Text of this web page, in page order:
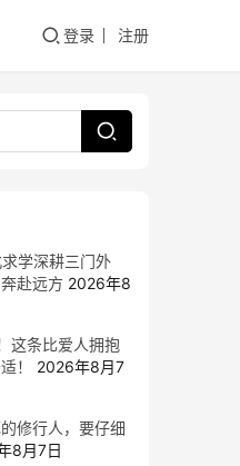
登录 注册
学深耕三门外
赴远方 2026年8
这条比爱人拥抱
！
2026年8月7
修行人，要仔细
8月7日